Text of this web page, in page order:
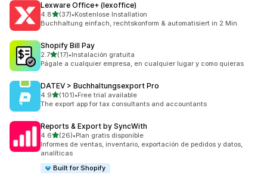
Lexware Office+ (lexoffice)
4.8de 5 estrellas
(37)
37 reseñas en total
•Kostenlose Installation
Buchhaltung einfach, rechtskonform & automatisiert in 2 Min.
Shopify Bill Pay
2.7de 5 estrellas
(17)
17 reseñas en total
•Instalación gratuita
Págale a cualquier empresa, en cualquier lugar y como quieras
DATEV > Buchhaltungsexport Pro
4.9de 5 estrellas
(101)
101 reseñas en total
•Free trial available
The export app for tax consultants and accountants
Reports & Export by SyncWith
4.6de 5 estrellas
(26)
26 reseñas en total
•Plan gratis disponible
Informes de ventas, inventario, exportación de pedidos y datos,
analíticas
Built for Shopify